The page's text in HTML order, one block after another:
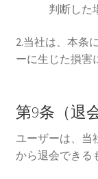
判断した
2.当社は、本条
ーに生じた損害
第9条（退会
ユーザーは、当
から退会できる